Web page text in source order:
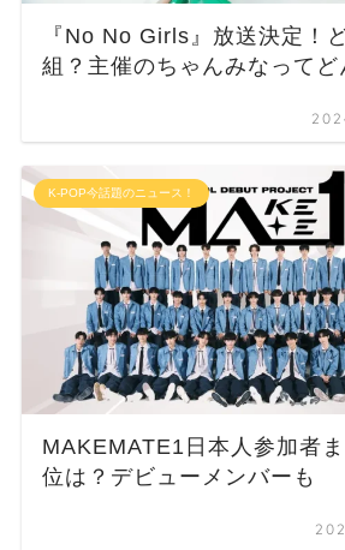
『No No Girls』放送決定！
組？主催のちゃんみなってど
K-POP今話題のニュース！
MAKEMATE1日本人参加者
位は？デビューメンバーも